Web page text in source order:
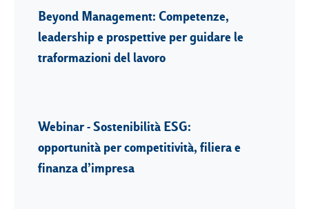
Beyond Management: Competenze,
leadership e prospettive per guidare le
traformazioni del lavoro
Webinar - Sostenibilità ESG:
opportunità per competitività, filiera e
finanza d’impresa